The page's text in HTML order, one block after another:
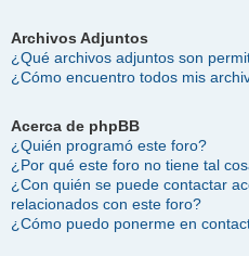
Archivos Adjuntos
¿Qué archivos adjuntos son
¿Cómo encuentro todos mis
Acerca de phpBB
¿Quién programó este foro?
¿Por qué este foro no tiene tal
¿Con quién se puede contactar
relacionados con este foro?
¿Cómo puedo ponerme en